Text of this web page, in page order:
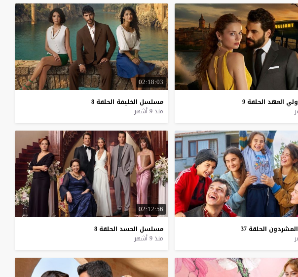
ولي العهد الحلقة 9
02:18:03
مسلسل الخليفة الحلقة 8
منذ 9 أشهر
المشردون الحلقة 37
02:12:56
مسلسل الحسد الحلقة 8
منذ 9 أشهر